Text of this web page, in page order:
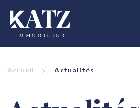
Accueil Actualités